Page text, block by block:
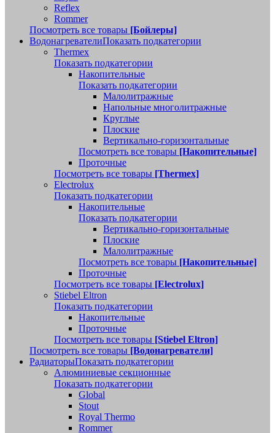
Reflex
Rommer
Посмотреть все товары [Бойлеры]
ВодонагревателиПоказать подкатегории
Thermex
Показать подкатегории
Накопительные
Показать подкатегории
Малолитражные
Напольные многолитражные
Круглые
Плоские
Вертикально-горизонтальные
Посмотреть все товары [Накопительные]
Проточные
Посмотреть все товары [Thermex]
Electrolux
Показать подкатегории
Накопительные
Показать подкатегории
Вертикально-горизонтальные
Плоские
Малолитражные
Посмотреть все товары [Накопительные]
Проточные
Посмотреть все товары [Electrolux]
Stiebel Eltron
Показать подкатегории
Накопительные
Проточные
Посмотреть все товары [Stiebel Eltron]
Посмотреть все товары [Водонагреватели]
РадиаторыПоказать подкатегории
Алюминиевые секционные
Показать подкатегории
Global
Stout
Royal Thermo
Rommer